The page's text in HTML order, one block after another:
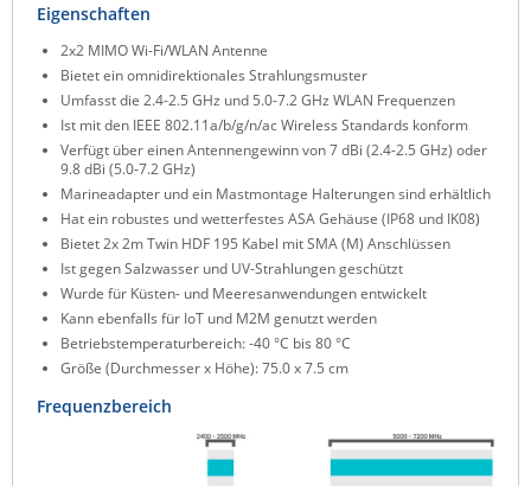
WATTECO
Westermo
Yuasa
ZPE Systems
News zu unseren Herstellern
Eigenschaften
2x2 MIMO Wi-Fi/WLAN Antenne
Bietet ein omnidirektionales Strahlungsmuster
Umfasst die 2.4-2.5 GHz und 5.0-7.2 GHz WLAN Frequenzen
Ist mit den IEEE 802.11a/b/g/n/ac Wireless Standards konform
Verfügt über einen Antennengewinn von 7 dBi (2.4-2.5 GHz) oder
9.8 dBi (5.0-7.2 GHz)
Marineadapter und ein Mastmontage Halterungen sind erhältlich
Hat ein robustes und wetterfestes ASA Gehäuse (IP68 und IK08)
Bietet 2x 2m Twin HDF 195 Kabel mit SMA (M) Anschlüssen
Ist gegen Salzwasser und UV-Strahlungen geschützt
Wurde für Küsten- und Meeresanwendungen entwickelt
Kann ebenfalls für IoT und M2M genutzt werden
Betriebstemperaturbereich: -40 °C bis 80 °C
Größe (Durchmesser x Höhe): 75.0 x 7.5 cm
Frequenzbereich